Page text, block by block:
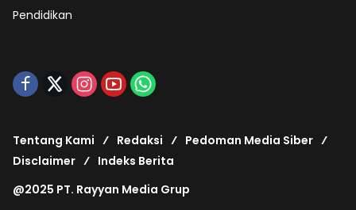
Pendidikan
Tentang Kami Redaksi
Pedoman Media Siber
Disclaimer
Indeks Berita
@2025 PT. Rayyan Media Grup